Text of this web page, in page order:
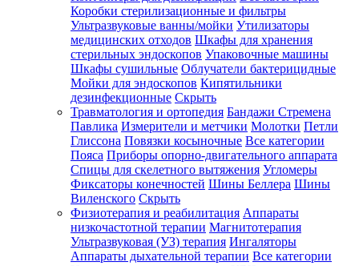
Коробки стерилизационные и фильтры
Ультразвуковые ванны/мойки Утилизаторы
медицинских отходов Шкафы для хранения
стерильных эндоскопов Упаковочные машины
Шкафы сушильные Облучатели бактерицидные
Мойки для эндоскопов Кипятильники
дезинфекционные Скрыть
Травматология и ортопедия Бандажи Стремена
Павлика Измерители и метчики Молотки Петли
Глиссона Повязки косыночные Все категории
Пояса Приборы опорно-двигательного аппарата
Спицы для скелетного вытяжения Угломеры
Фиксаторы конечностей Шины Беллера Шины
Виленского Скрыть
Физиотерапия и реабилитация Аппараты
низкочастотной терапии Магнитотерапия
Ультразвуковая (УЗ) терапия Ингаляторы
Аппараты дыхательной терапии Все категории